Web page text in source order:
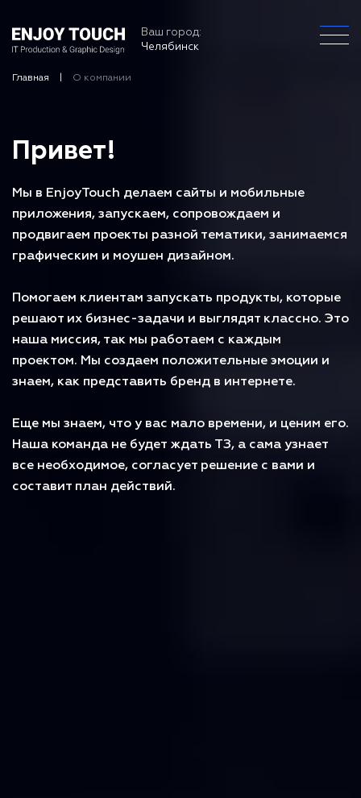
Ваш город:
Челябинск
Главная О компании
Привет!
Мы в EnjoyTouch делаем сайты и мобильные
приложения, запускаем, сопровождаем и
продвигаем проекты разной тематики, занимаемся
графическим и моушен дизайном.
Помогаем клиентам запускать продукты, которые
решают их бизнес-задачи и выглядят классно. Это
наша миссия, так мы работаем с каждым
проектом. Мы создаем положительные эмоции и
знаем, как представить бренд в интернете.
Еще мы знаем, что у вас мало времени, и ценим его.
Наша команда не будет ждать ТЗ, а сама узнает
все необходимое, согласует решение с вами и
составит план действий.